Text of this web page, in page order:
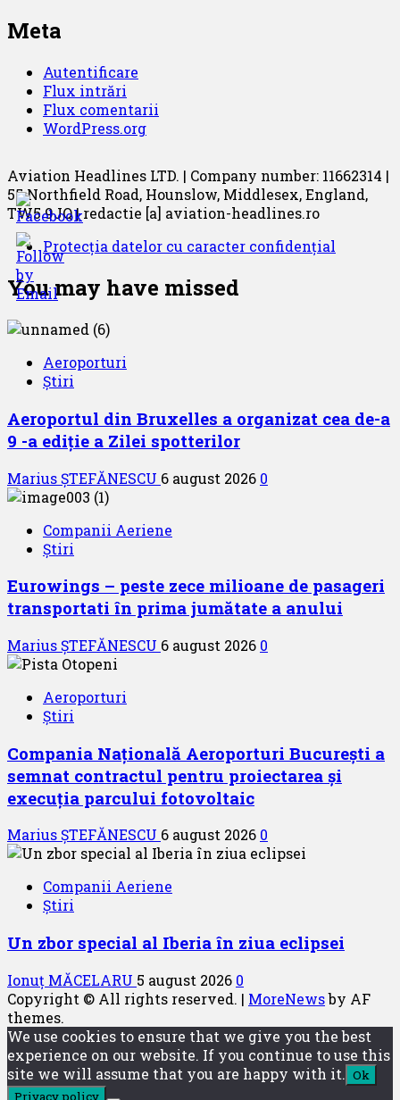
Meta
Autentificare
Flux intrări
Flux comentarii
WordPress.org
Aviation Headlines LTD. | Company number: 11662314 |
55 Northfield Road, Hounslow, Middlesex, England,
TW5 9JQ | redactie [a] aviation-headlines.ro
Protecția datelor cu caracter confidențial
You may have missed
Aeroporturi
Știri
Aeroportul din Bruxelles a organizat cea de-a
9 -a ediție a Zilei spotterilor
Marius ȘTEFĂNESCU 6 august 2026 0
Companii Aeriene
Știri
Eurowings – peste zece milioane de pasageri
transportati în prima jumătate a anului
Marius ȘTEFĂNESCU 6 august 2026 0
Aeroporturi
Știri
Compania Națională Aeroporturi București a
semnat contractul pentru proiectarea și
execuția parcului fotovoltaic
Marius ȘTEFĂNESCU 6 august 2026 0
Companii Aeriene
Știri
Un zbor special al Iberia în ziua eclipsei
Ionuț MĂCELARU 5 august 2026 0
Copyright © All rights reserved. | MoreNewsby AF
themes.
We use cookies to ensure that we give you the best
experience on our website. If you continue to use this
site we will assume that you are happy with it. Ok
Privacy policy